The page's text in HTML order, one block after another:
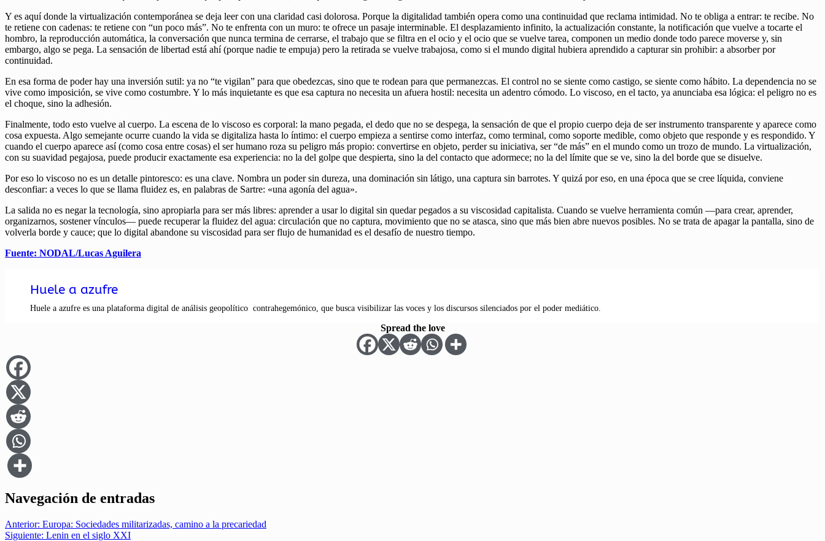
Y es aquí donde la virtualización contemporánea se deja leer con una claridad casi dolorosa. Porque la digitalidad también opera como una continuidad que reclama intimidad. No te obliga a entrar: te recibe. No
te retiene con cadenas: te retiene con “un poco más”. No te enfrenta con un muro: te ofrece un pasaje interminable. El desplazamiento infinito, la actualización constante, la notificación que vuelve a tocarte el
hombro, la reproducción automática, la conversación que nunca termina de cerrarse, el trabajo que se filtra en el ocio y el ocio que se vuelve tarea, componen un medio donde todo parece moverse y, sin
embargo, algo se pega. La sensación de libertad está ahí (porque nadie te empuja) pero la retirada se vuelve trabajosa, como si el mundo digital hubiera aprendido a capturar sin prohibir: a absorber por
continuidad.
En esa forma de poder hay una inversión sutil: ya no “te vigilan” para que obedezcas, sino que te rodean para que permanezcas. El control no se siente como castigo, se siente como hábito. La dependencia no se
vive como imposición, se vive como costumbre. Y lo más inquietante es que esa captura no necesita un afuera hostil: necesita un adentro cómodo. Lo viscoso, en el tacto, ya anunciaba esa lógica: el peligro no es
el choque, sino la adhesión.
Finalmente, todo esto vuelve al cuerpo. La escena de lo viscoso es corporal: la mano pegada, el dedo que no se despega, la sensación de que el propio cuerpo deja de ser instrumento transparente y aparece como
cosa expuesta. Algo semejante ocurre cuando la vida se digitaliza hasta lo íntimo: el cuerpo empieza a sentirse como interfaz, como terminal, como soporte medible, como objeto que responde y es respondido. Y
cuando el cuerpo aparece así (como cosa entre cosas) el ser humano roza su peligro más propio: convertirse en objeto, perder su iniciativa, ser “de más” en el mundo como un trozo de mundo. La virtualización,
con su suavidad pegajosa, puede producir exactamente esa experiencia: no la del golpe que despierta, sino la del contacto que adormece; no la del límite que se ve, sino la del borde que se disuelve.
Por eso lo viscoso no es un detalle pintoresco: es una clave. Nombra un poder sin dureza, una dominación sin látigo, una captura sin barrotes. Y quizá por eso, en una época que se cree líquida, conviene
desconfiar: a veces lo que se llama fluidez es, en palabras de Sartre: «una agonía del agua».
La salida no es negar la tecnología, sino apropiarla para ser más libres: aprender a usar lo digital sin quedar pegados a su viscosidad capitalista. Cuando se vuelve herramienta común —para crear, aprender,
organizarnos, sostener vínculos— puede recuperar la fluidez del agua: circulación que no captura, movimiento que no se atasca, sino que más bien abre nuevos posibles. No se trata de apagar la pantalla, sino de
volverla borde y cauce; que lo digital abandone su viscosidad para ser flujo de humanidad es el desafío de nuestro tiempo.
Fuente: NODAL/Lucas Aguilera
Huele a azufre
Huele a azufre es una plataforma digital de análisis geopolítico contrahegemónico, que busca visibilizar las voces y los discursos silenciados por el poder mediático.
Spread the love
Navegación de entradas
Anterior: Europa: Sociedades militarizadas, camino a la precariedad
Siguiente: Lenin en el siglo XXI